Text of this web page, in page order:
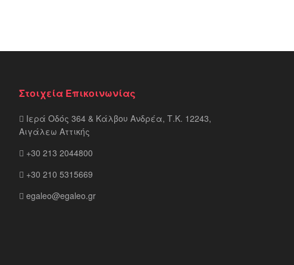
Στοιχεία Επικοινωνίας
Ιερά Οδός 364 & Κάλβου Ανδρέα, Τ.Κ. 12243,
Αιγάλεω Αττικής
+30 213 2044800
+30 210 5315669
egaleo@egaleo.gr